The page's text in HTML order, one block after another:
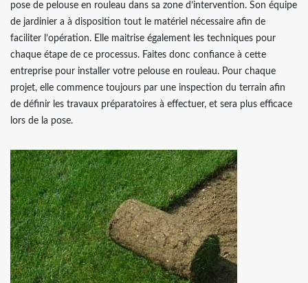
pose de pelouse en rouleau dans sa zone d’intervention. Son équipe
de jardinier a à disposition tout le matériel nécessaire afin de
faciliter l’opération. Elle maitrise également les techniques pour
chaque étape de ce processus. Faites donc confiance à cette
entreprise pour installer votre pelouse en rouleau. Pour chaque
projet, elle commence toujours par une inspection du terrain afin
de définir les travaux préparatoires à effectuer, et sera plus efficace
lors de la pose.